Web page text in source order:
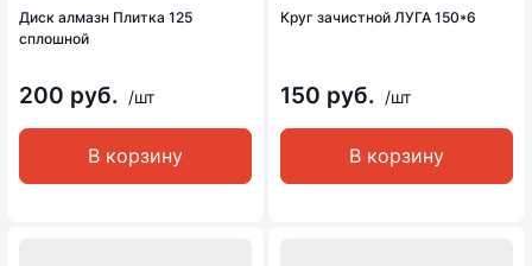
Диск алмазн Плитка 125
сплошной
200 руб. /шт
В корзину
Круг зачистной ЛУГА 150*6
150 руб. /шт
В корзину